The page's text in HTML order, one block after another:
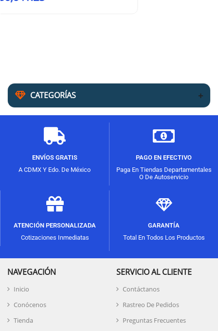
CATEGORÍAS
ENVÍOS GRATIS
A CDMX Y Edo. De México
PAGO EN EFECTIVO
Paga En Tiendas Departamentales
O De Autoservicio
ATENCIÓN PERSONALIZADA
Cotizaciones Inmediatas
GARANTÍA
Total En Todos Los Productos
NAVEGACIÓN
Inicio
Conócenos
Tienda
SERVICIO AL CLIENTE
Contáctanos
Rastreo De Pedidos
Preguntas Frecuentes